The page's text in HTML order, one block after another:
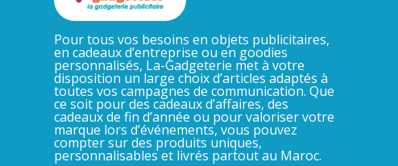
Pour tous vos besoins en objets publicitaires,
en cadeaux d’entreprise ou en goodies
personnalisés, La-Gadgeterie met à votre
disposition un large choix d’articles adaptés à
toutes vos campagnes de communication. Que
ce soit pour des cadeaux d’affaires, des
cadeaux de fin d’année ou pour valoriser votre
marque lors d’événements, vous pouvez
compter sur des produits uniques,
personnalisables et livrés partout au Maroc.